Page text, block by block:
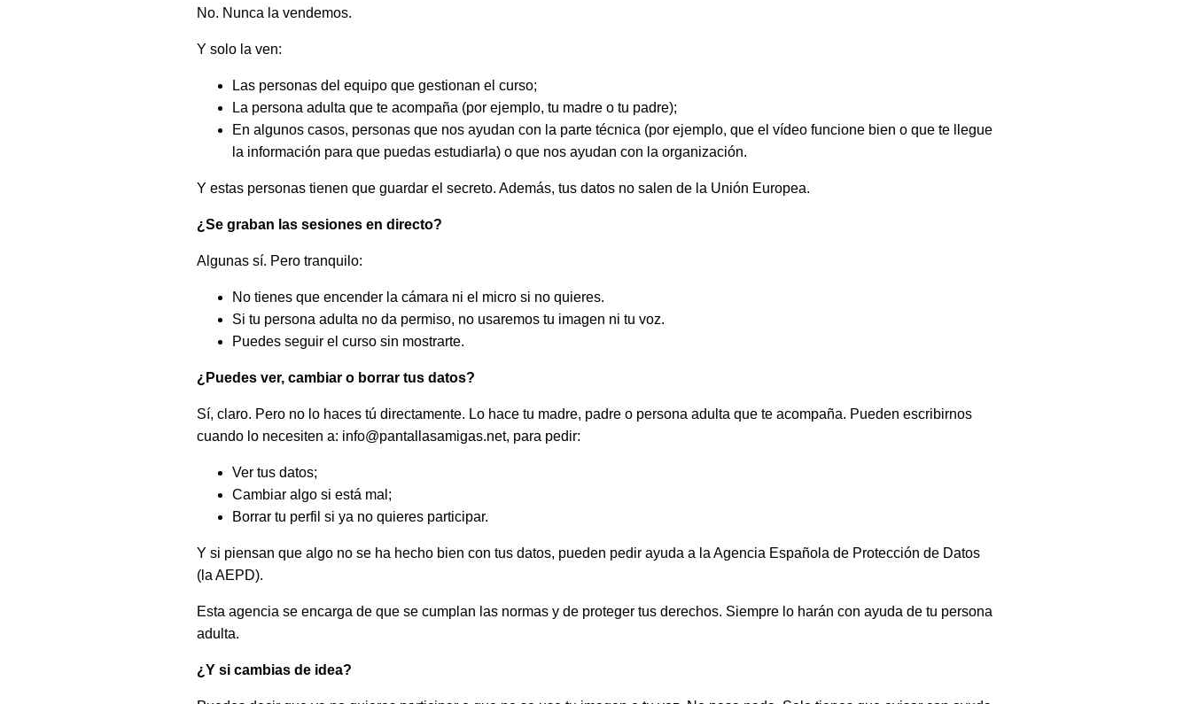
No. Nunca la vendemos.
Y solo la ven:
Las personas del equipo que gestionan el curso;
La persona adulta que te acompaña (por ejemplo, tu madre o tu padre);
En algunos casos, personas que nos ayudan con la parte técnica (por ejemplo, que el vídeo funcione bien o que te llegue
la información para que puedas estudiarla) o que nos ayudan con la organización.
Y estas personas tienen que guardar el secreto. Además, tus datos no salen de la Unión Europea.
¿Se graban las sesiones en directo?
Algunas sí. Pero tranquilo:
No tienes que encender la cámara ni el micro si no quieres.
Si tu persona adulta no da permiso, no usaremos tu imagen ni tu voz.
Puedes seguir el curso sin mostrarte.
¿Puedes ver, cambiar o borrar tus datos?
Sí, claro. Pero no lo haces tú directamente. Lo hace tu madre, padre o persona adulta que te acompaña. Pueden escribirnos
cuando lo necesiten a: info@pantallasamigas.net, para pedir:
Ver tus datos;
Cambiar algo si está mal;
Borrar tu perfil si ya no quieres participar.
Y si piensan que algo no se ha hecho bien con tus datos, pueden pedir ayuda a la Agencia Española de Protección de Datos
(la AEPD).
Esta agencia se encarga de que se cumplan las normas y de proteger tus derechos. Siempre lo harán con ayuda de tu persona
adulta.
¿Y si cambias de idea?